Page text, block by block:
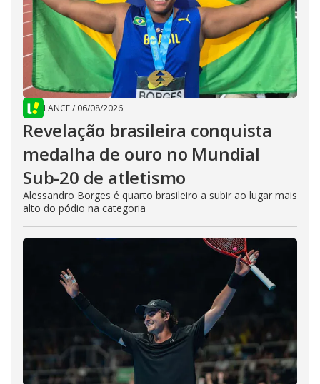
LANCE/ 06/08/2026
Revelação brasileira conquista
medalha de ouro no Mundial
Sub-20 de atletismo
Alessandro Borges é quarto brasileiro a subir ao lugar mais
alto do pódio na categoria